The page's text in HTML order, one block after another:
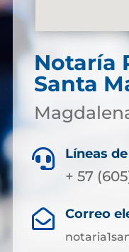
Notaría
Santa
 Líneas
+ 57
 Correo